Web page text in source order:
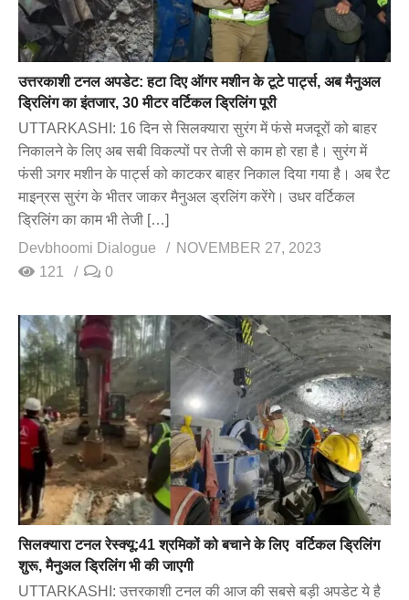
उत्तरकाशी टनल अपडेट: हटा दिए ऑगर मशीन के टूटे पार्ट्स, अब मैनुअल
ड्रिलिंग का इंतजार, 30 मीटर वर्टिकल ड्रिलिंग पूरी
UTTARKASHI: 16 दिन से सिलक्यारा सुरंग में फंसे मजदूरों को बाहर
निकालने के लिए अब सबी विकल्पों पर तेजी से काम हो रहा है। सुरंग में
फंसी ञगर मशीन के पार्ट्स को काटकर बाहर निकाल दिया गया है। अब रैट
माइन्रस सुरंग के भीतर जाकर मैनुअल ड्रलिंग करेंगे। उधर वर्टिकल
ड्रिलिंग का काम भी तेजी […]
Devbhoomi Dialogue
NOVEMBER 27, 2023
121
0
सिलक्यारा टनल रेस्क्यू:41 श्रमिकों को बचाने के लिए वर्टिकल ड्रिलिंग
शुरू, मैनुअल ड्रिलिंग भी की जाएगी
UTTARKASHI: उत्तरकाशी टनल की आज की सबसे बड़ी अपडेट ये है